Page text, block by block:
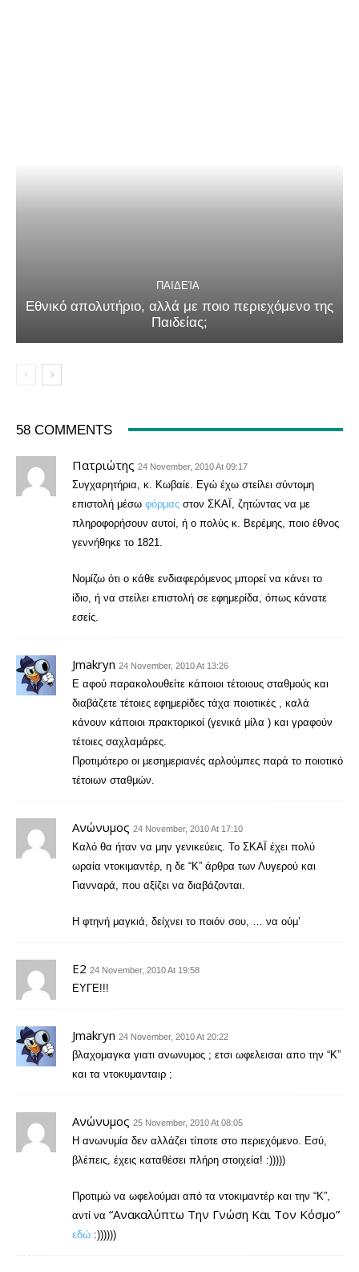
ΠΑΙΔΕΊΑ
Εθνικό απολυτήριο, αλλά με ποιο περιεχόμενο της
Παιδείας;
58 COMMENTS
Πατριώτης 24 November, 2010 At 09:17
Συγχαρητήρια, κ. Κωβαίε. Εγώ έχω στείλει σύντομη
επιστολή μέσω φόρμας στον ΣΚΑΪ, ζητώντας να με
πληροφορήσουν αυτοί, ή ο πολύς κ. Βερέμης, ποιο έθνος
γεννήθηκε το 1821.
Νομίζω ότι ο κάθε ενδιαφερόμενος μπορεί να κάνει το
ίδιο, ή να στείλει επιστολή σε εφημερίδα, όπως κάνατε
εσείς.
Jmakryn 24 November, 2010 At 13:26
Ε αφού παρακολουθείτε κάποιοι τέτοιους σταθμούς και
διαβάζετε τέτοιες εφημερίδες τάχα ποιοτικές , καλά
κάνουν κάποιοι πρακτορικοί (γενικά μίλα ) και γραφούν
τέτοιες σαχλαμάρες.
Προτιμότερο οι μεσημεριανές αρλούμπες παρά το ποιοτικό
τέτοιων σταθμών.
Ανώνυμος 24 November, 2010 At 17:10
Καλό θα ήταν να μην γενικεύεις. Το ΣΚΑΪ έχει πολύ
ωραία ντοκιμαντέρ, η δε “Κ” άρθρα των Λυγερού και
Γιανναρά, που αξίζει να διαβάζονται.
Η φτηνή μαγκιά, δείχνει το ποιόν σου, … να ούμ’
E2 24 November, 2010 At 19:58
ΕΥΓΕ!!!
Jmakryn 24 November, 2010 At 20:22
βλαχομαγκα γιατι ανωνυμος ; ετσι ωφελεισαι απο την “Κ”
και τα ντοκυμανταιρ ;
Ανώνυμος 25 November, 2010 At 08:05
Η ανωνυμία δεν αλλάζει τίποτε στο περιεχόμενο. Εσύ,
βλέπεις, έχεις καταθέσει πλήρη στοιχεία! :)))))
Προτιμώ να ωφελούμαι από τα ντοκιμαντέρ και την “Κ”,
αντί να “ανακαλύπτω Την Γνώση Και Τον Κόσμο”
εδώ :))))))